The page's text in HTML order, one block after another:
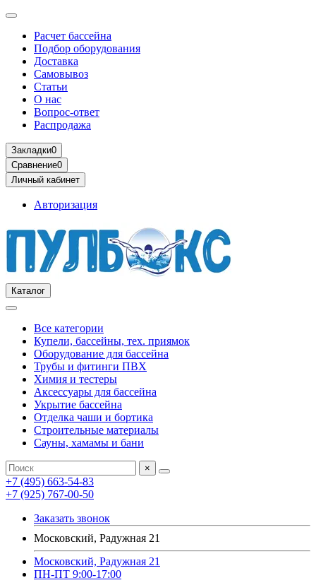
Расчет бассейна
Подбор оборудования
Доставка
Самовывоз
Статьи
О нас
Вопрос-ответ
Распродажа
Закладки0
Сравнение0
Личный кабинет
Авторизация
Каталог
Все категории
Купели, бассейны, тех. приямок
Оборудование для бассейна
Трубы и фитинги ПВХ
Химия и тестеры
Аксессуары для бассейна
Укрытие бассейна
Отделка чаши и бортика
Строительные материалы
Сауны, хамамы и бани
×
+7 (495) 663-54-83
+7 (925) 767-00-50
Заказать звонок
Московский, Радужная 21
Московский, Радужная 21
ПН-ПТ 9:00-17:00